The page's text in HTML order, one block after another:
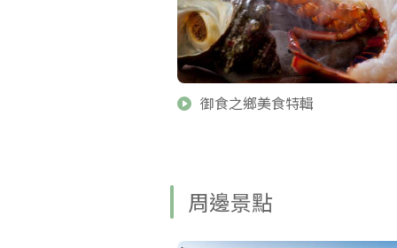
御食之鄉美食特輯
周邊景點